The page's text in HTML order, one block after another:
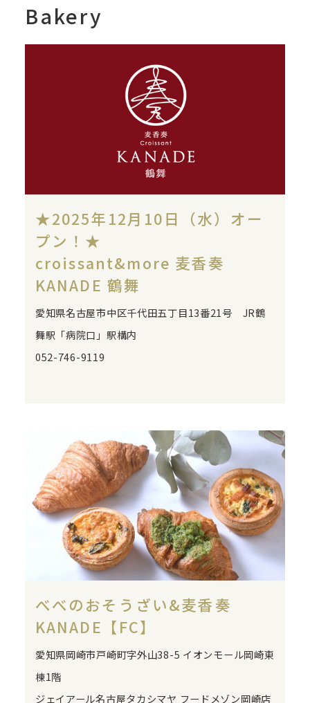
Bakery
★2025年12月10日（水）オー
プン！★
croissant&more 麦香奏
KANADE 鶴舞
愛知県名古屋市中区千代田五丁目13番21号 JR鶴
舞駅「病院口」駅構内
052-746-9119
べべのおそうざい&麦香奏
KANADE【FC】
愛知県岡崎市戸崎町字外山38-5 イオンモール岡崎東
棟1階
ジェイアール名古屋タカシマヤ フードメゾン岡崎店